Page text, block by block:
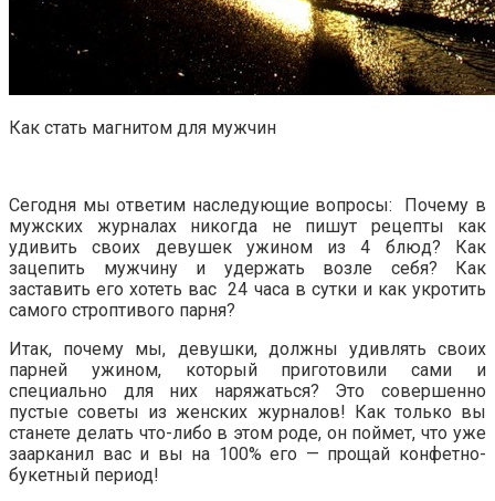
Как стать магнитом для мужчин
Сегодня мы ответим наследующие вопросы: Почему в
мужских журналах никогда не пишут рецепты как
удивить своих девушек ужином из 4 блюд? Как
зацепить мужчину и удержать возле себя? Как
заставить его хотеть вас 24 часа в сутки и как укротить
самого строптивого парня?
Итак, почему мы, девушки, должны удивлять своих
парней ужином, который приготовили сами и
специально для них наряжаться? Это совершенно
пустые советы из женских журналов! Как только вы
станете делать что-либо в этом роде, он поймет, что уже
заарканил вас и вы на 100% его — прощай конфетно-
букетный период!